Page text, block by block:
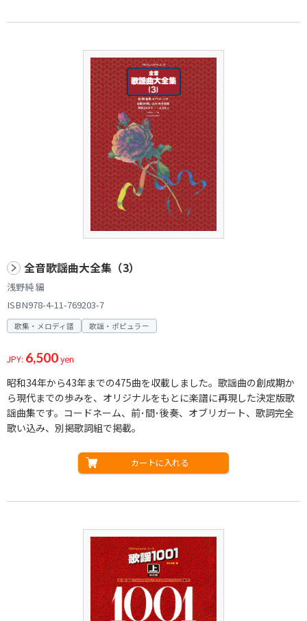
全音歌謡曲大全集（3）
浅野純 編
ISBN978-4-11-769203-7
歌集・メロディ譜 歌謡・ポピュラー
JPY: 6,500yen
昭和34年から43年までの475曲を収載しました。歌謡曲の創成期か
ら現代までの歩みを、オリジナルをもとに楽譜に再現した決定版歌
謡曲集です。コードネーム、前･間･後奏、オブリガート、歌詞完全
歌い込み、別掲歌詞組で掲載。
カートに入れる